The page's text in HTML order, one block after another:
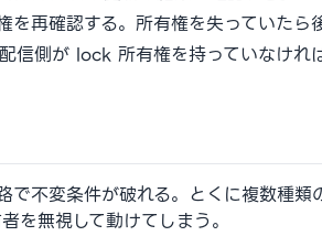
確認する。所有権を失っていたら
側が lock 所有権を持っていなけれ
で不変条件が破れる。とくに複数種
無視して動けてしまう。